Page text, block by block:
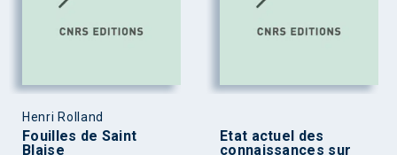
Henri Rolland
Fouilles de Saint
Blaise
Etat actuel des
connaissances sur